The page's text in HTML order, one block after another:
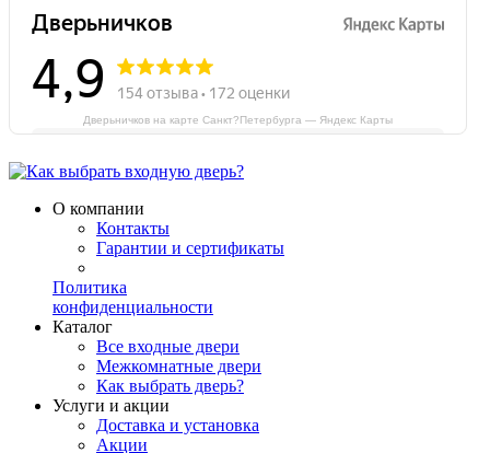
Дверьничков на карте Санкт?Петербурга — Яндекс Карты
О компании
Контакты
Гарантии и сертификаты
Политика
конфиденциальности
Каталог
Все входные двери
Межкомнатные двери
Как выбрать дверь?
Услуги и акции
Доставка и установка
Акции